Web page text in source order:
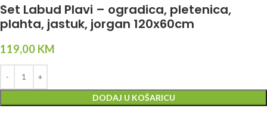
Set Labud Plavi – ogradica, pletenica,
plahta, jastuk, jorgan 120x60cm
119,00 KM
DODAJ U KOŠARICU